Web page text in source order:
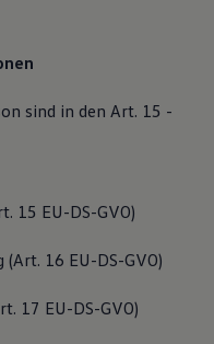
sind in den Art. 15 -
15 EU-DS-GVO)
16 EU-DS-GVO)
17 EU-DS-GVO)